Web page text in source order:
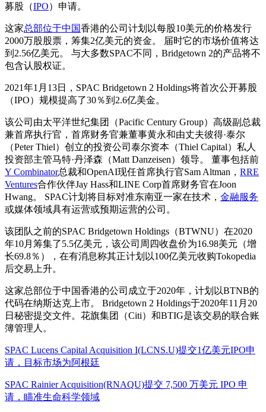
募股（IPO）申请。
这家总部位于中国香港的公司计划以每股10美元的价格发行
2000万股股票，筹集2亿美元的资金。 届时它的市场价值将达
到2.56亿美元。 与大多数SPAC不同，Bridgetown 2的产品将不
包含认股权证。
2021年1月13日，SPAC Bridgetown 2 Holdings将首次公开募股
（IPO）规模提高了30％到2.6亿美金。
该公司由太平洋世纪集团（Pacific Century Group）高级副总裁
兼首席执行官，首席财务官兼董事黄永和由丈夫彼得·泰尔
（Peter Thiel）创立的投资公司泰尔资本（Thiel Capital）私人
投资部主管马特·丹泽森（Matt Danzeisen）领导。 董事包括前
Y Combinator总裁和OpenAI现任首席执行官Sam Altman， RRE
Ventures合作伙伴Jay Hass和LINE Corp首席财务官在Joon
Hwang。 SPAC计划将目标对准东南亚一家在技术， 金融服务
或媒体领域具有运营或预期运营的公司。
该团队之前的SPAC Bridgetown Holdings（BTWNU）在2020
年10月筹集了5.5亿美元，该公司周四收盘价为16.98美元（增
长69.8％），在有消息称其正计划以100亿美元收购Tokopedia
后交易上升。
这家总部位于中国香港的公司成立于2020年，计划以BTNB的
代码在纳斯达克上市。 Bridgetown 2 Holdings于2020年11月20
日秘密提交文件。花旗集团（Citi）和BTIG是该交易的联合账
簿管理人。
SPAC Lucens Capital Acquisition I(LCNS.U)提交1亿美元IPO申
请，目标市场为阿根廷
SPAC Rainier Acquisition(RNAQU)提交 7,500 万美元 IPO 申
请，瞄准生命科学领域